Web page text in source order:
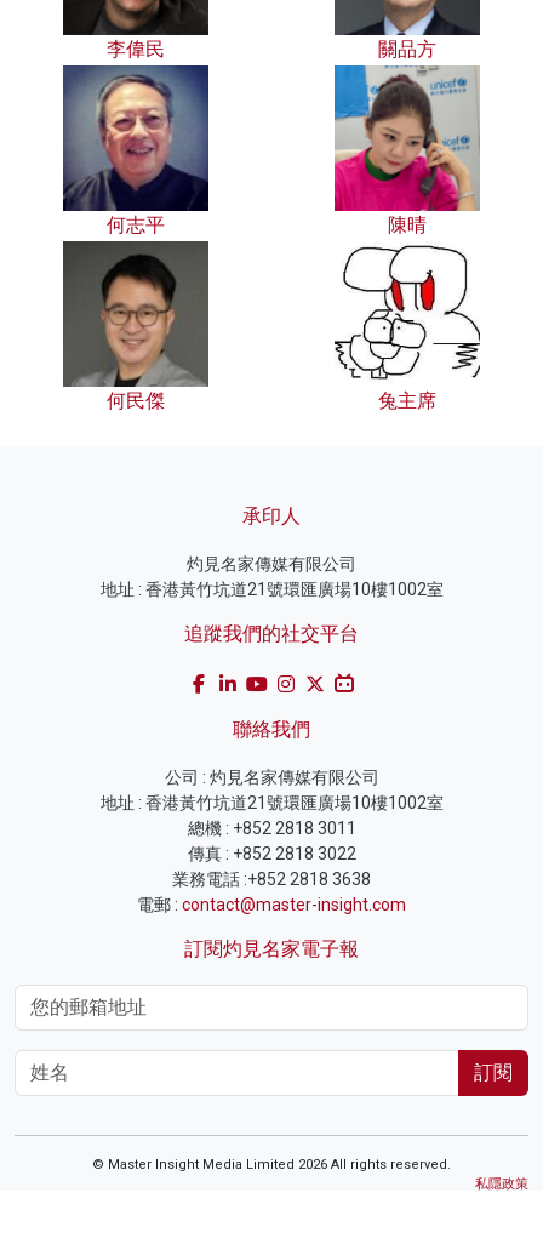
李偉民 關品方
何志平 陳晴
何民傑 兔主席
承印人
灼見名家傳媒有限公司
地址 : 香港黃竹坑道21號環匯廣場10樓1002室
追蹤我們的社交平台
聯絡我們
公司 : 灼見名家傳媒有限公司
地址 : 香港黃竹坑道21號環匯廣場10樓1002室
總機 : +852 2818 3011
傳真 : +852 2818 3022
業務電話 :+852 2818 3638
電郵 : contact@master-insight.com
訂閱灼見名家電子報
訂閱
© Master Insight Media Limited 2026 All rights reserved.
私隱政策